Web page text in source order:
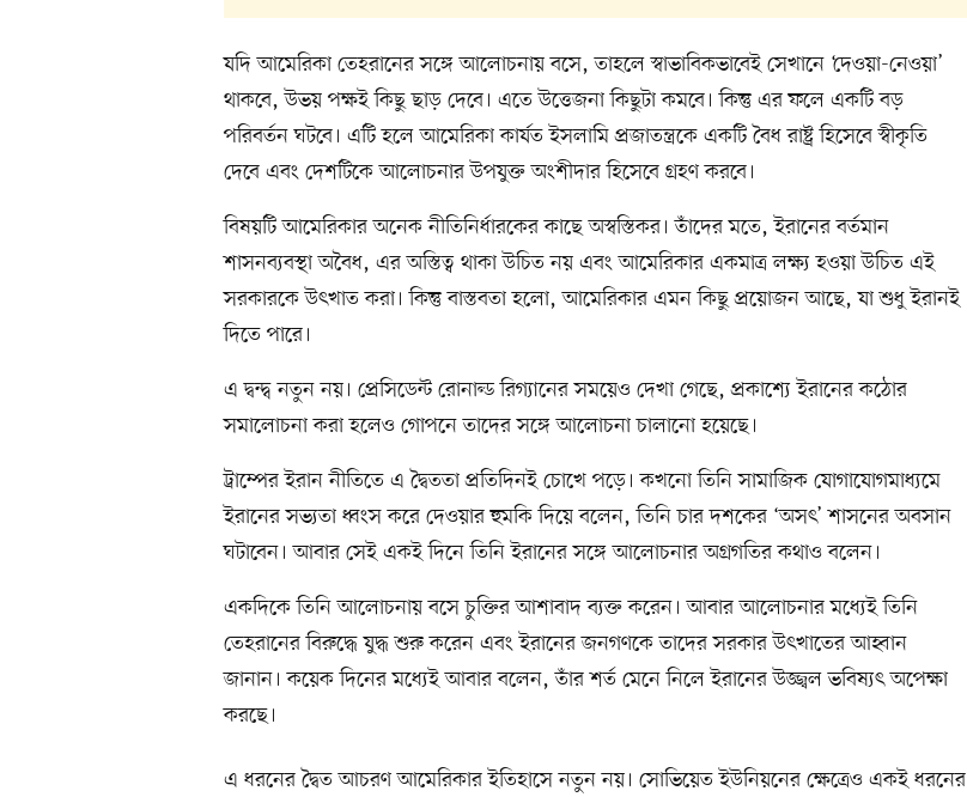
যদি আমেরিকা তেহরানের সঙ্গে আলোচনায় বসে, তাহলে স্বাভাবিকভাবেই সেখানে ‘দেওয়া-নেওয়া’
থাকবে, উভয় পক্ষই কিছু ছাড় দেবে। এতে উত্তেজনা কিছুটা কমবে। কিন্তু এর ফলে একটি বড়
পরিবর্তন ঘটবে। এটি হলে আমেরিকা কার্যত ইসলামি প্রজাতন্ত্রকে একটি বৈধ রাষ্ট্র হিসেবে স্বীকৃতি
দেবে এবং দেশটিকে আলোচনার উপযুক্ত অংশীদার হিসেবে গ্রহণ করবে।
বিষয়টি আমেরিকার অনেক নীতিনির্ধারকের কাছে অস্বস্তিকর। তাঁদের মতে, ইরানের বর্তমান
শাসনব্যবস্থা অবৈধ, এর অস্তিত্ব থাকা উচিত নয় এবং আমেরিকার একমাত্র লক্ষ্য হওয়া উচিত এই
সরকারকে উৎখাত করা। কিন্তু বাস্তবতা হলো, আমেরিকার এমন কিছু প্রয়োজন আছে, যা শুধু ইরানই
দিতে পারে।
এ দ্বন্দ্ব নতুন নয়। প্রেসিডেন্ট রোনাল্ড রিগ্যানের সময়েও দেখা গেছে, প্রকাশ্যে ইরানের কঠোর
সমালোচনা করা হলেও গোপনে তাদের সঙ্গে আলোচনা চালানো হয়েছে।
ট্রাম্পের ইরান নীতিতে এ দ্বৈততা প্রতিদিনই চোখে পড়ে। কখনো তিনি সামাজিক যোগাযোগমাধ্যমে
ইরানের সভ্যতা ধ্বংস করে দেওয়ার হুমকি দিয়ে বলেন, তিনি চার দশকের ‘অসৎ’ শাসনের অবসান
ঘটাবেন। আবার সেই একই দিনে তিনি ইরানের সঙ্গে আলোচনার অগ্রগতির কথাও বলেন।
একদিকে তিনি আলোচনায় বসে চুক্তির আশাবাদ ব্যক্ত করেন। আবার আলোচনার মধ্যেই তিনি
তেহরানের বিরুদ্ধে যুদ্ধ শুরু করেন এবং ইরানের জনগণকে তাদের সরকার উৎখাতের আহ্বান
জানান। কয়েক দিনের মধ্যেই আবার বলেন, তাঁর শর্ত মেনে নিলে ইরানের উজ্জ্বল ভবিষ্যৎ অপেক্ষা
করছে।
এ ধরনের দ্বৈত আচরণ আমেরিকার ইতিহাসে নতুন নয়। সোভিয়েত ইউনিয়নের ক্ষেত্রেও একই ধরনের